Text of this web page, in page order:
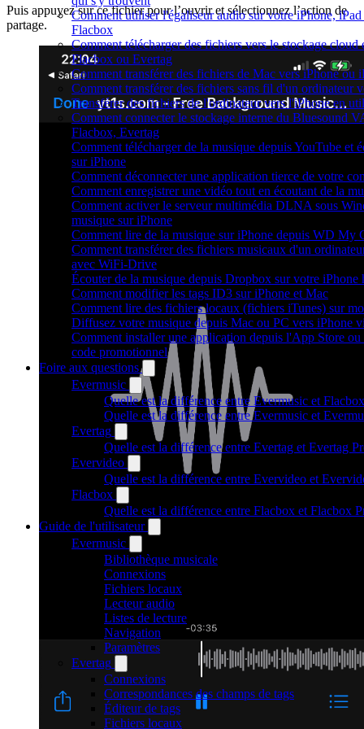
Comment utiliser l'égaliseur audio sur votre iPhone,
Flacbox
Comment télécharger des fichiers vers le stockage cloud
Flacbox ou Evertag
Comment transférer des fichiers de Mac vers iPhone ou
Comment transférer des fichiers sans fil d'un ordinateur
Transférer des fichiers de l'ordinateur vers l'iPhone en
Comment connecter le stockage interne du Bluesound
Flacbox, Evertag
Comment télécharger de la musique depuis YouTube et
sur iPhone
Comment déconnecter une application tierce de votre
Comment enregistrer une vidéo tout en écoutant de la
Comment activer le serveur multimédia DLNA sous
musique sur iPhone
Comment lire de la musique sur iPhone depuis WD My
Comment transférer des fichiers musicaux d'un
avec WiFi-Drive
Écouter de la musique depuis Dropbox sur votre iPhone
Comment modifier les tags ID3 sur iPhone et Mac
Comment lire des fichiers locaux (fichiers iTunes) sur
Diffusez votre musique depuis Mac ou PC vers iPhone
Comment installer une application depuis l'App Store
code promotionnel
Foire aux questions
Evermusic
Quelle est la différence entre Evermusic et Flacbox
Quelle est la différence entre Evermusic et
Evertag
Quelle est la différence entre Evertag et Evertag
Evervideo
Quelle est la différence entre Evervideo et
Flacbox
Quelle est la différence entre Flacbox et Flacbox
Guide de l'utilisateur
Evermusic
Bibliothèque musicale
Connexions
Fichiers locaux
Lecteur audio
Listes de lecture
Navigation
Paramètres
Evertag
Connexions
Correspondances des champs de tags
Éditeur de tags
Fichiers locaux
Puis appuyez sur ce fichier pour l’ouvrir et sélectionnez l’action de
partage.